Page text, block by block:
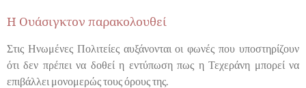
Η Ουάσιγκτον παρακολουθεί
Στις Ηνωμένες Πολιτείες αυξάνονται οι φωνές που υποστηρίζουν
ότι δεν πρέπει να δοθεί η εντύπωση πως η Τεχεράνη μπορεί να
επιβάλλει μονομερώς τους όρους της.